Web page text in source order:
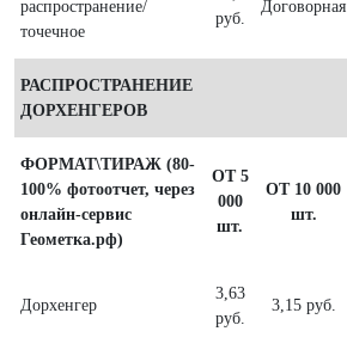
распространение/
точечное
руб.
Договорная
РАСПРОСТРАНЕНИЕ
ДОРХЕНГЕРОВ
ФОРМАТ\ТИРАЖ (80-
100% фотоотчет, через
онлайн-сервис
Геометка.рф)
ОТ 5
000
шт.
ОТ 10 000
шт.
Дорхенгер
3,63
руб.
3,15 руб.